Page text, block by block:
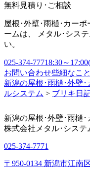
無料見積り･ご相談
屋根･外壁･雨樋･カー
ームは、 メタル･シス
い。
025-374-77718:30～
お問い合わせ些細なこ
新潟の屋根･雨樋･外壁
ルシステム > ブリキ日
新潟の屋根･外壁･雨樋
株式会社 メタル･システ
025-374-7771
〒950-0134 新潟市江南